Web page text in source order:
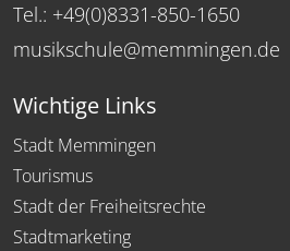
Tel.: +49(0)8331-850-1650
musikschule@memmingen.de
Wichtige Links
Stadt Memmingen
Tourismus
Stadt der Freiheitsrechte
Stadtmarketing